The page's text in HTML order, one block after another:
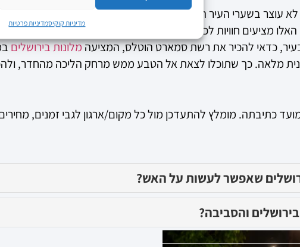
מדיניות קוקיסמדיניות פרטיות
עוצר בשערי העיר העתיקה – הוא נוכח, ירוק ומזמין בכל פינה.
מציעים חוויות לכל טעם. בואו לנשום, לנוח ולגלות צד אחר של
כדאי להכיר את רשת סמארט הוטלס, המציעהמלונות בירושלים
מלאה. כך שתוכלו לצאת אל הטבע ממש מרחק הליכה מהחדר,
כתיבתה. מומלץ להתעדכן מול כל מקום/ארגון לגבי זמנים,
שאפשר לעשות על האש?
והסביבה?